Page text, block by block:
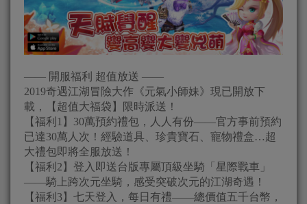
—— 開服福利 超值放送 ——
2019奇遇江湖冒險大作《元氣小師妹》現已開放下
載，【超值大福袋】限時派送！
【福利1】30萬預約禮包，人人有份——官方事前預約
已達30萬人次！經驗道具、珍貴寶石、寵物禮盒…超
大禮包即將全服放送！
【福利2】登入即送台版專屬頂級坐騎「星際戰車」
——騎上跨次元坐騎，感受突破次元的江湖奇遇！
【福利3】七天登入，每日有禮——總價值五千台幣，